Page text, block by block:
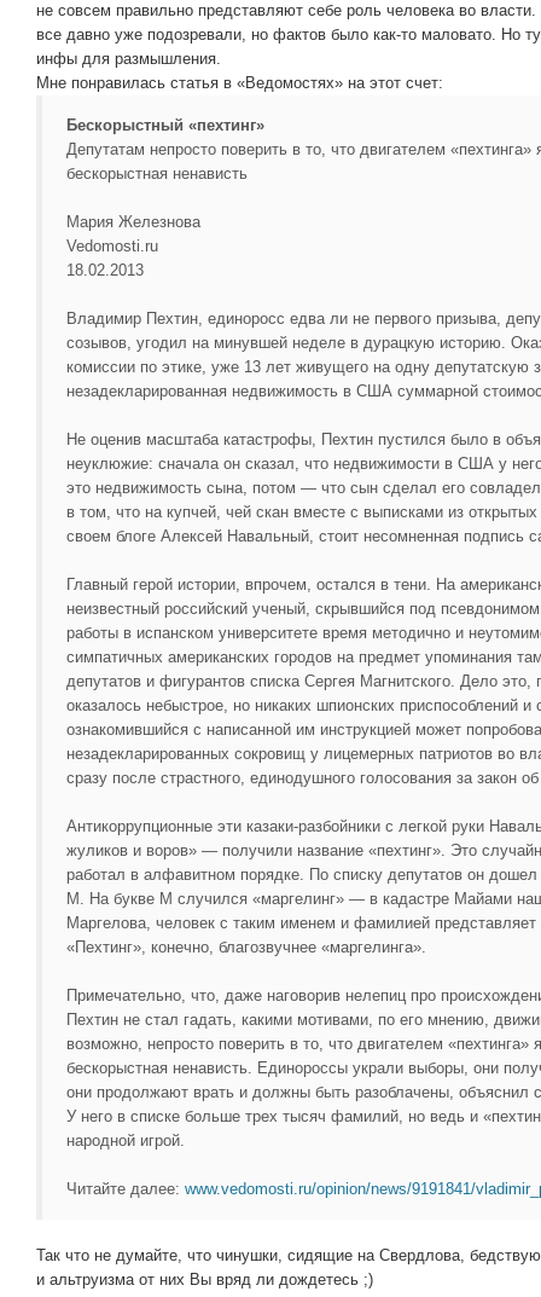
не совсем правильно представляют себе роль человека во
все давно уже подозревали, но фактов было как-то маловато. Но
инфы для размышления.
Мне понравилась статья в «Ведомостях» на этот счет:
Бескорыстный «пехтинг»
Депутатам непросто поверить в то, что двигателем «пехтинга»
бескорыстная ненависть
Мария Железнова
Vedomosti.ru
18.02.2013
Владимир Пехтин, единоросс едва ли не первого призыва,
созывов, угодил на минувшей неделе в дурацкую историю.
комиссии по этике, уже 13 лет живущего на одну депутатскую
незадекларированная недвижимость в США суммарной
Не оценив масштаба катастрофы, Пехтин пустился было в
неуклюжие: сначала он сказал, что недвижимости в США у
это недвижимость сына, потом — что сын сделал его
в том, что на купчей, чей скан вместе с выписками из
своем блоге Алексей Навальный, стоит несомненная подпись
Главный герой истории, впрочем, остался в тени. На
неизвестный российский ученый, скрывшийся под
работы в испанском университете время методично и
симпатичных американских городов на предмет упоминания
депутатов и фигурантов списка Сергея Магнитского. Дело
оказалось небыстрое, но никаких шпионских приспособлений
ознакомившийся с написанной им инструкцией может
незадекларированных сокровищ у лицемерных патриотов во
сразу после страстного, единодушного голосования за закон
Антикоррупционные эти казаки-разбойники с легкой руки
жуликов и воров» — получили название «пехтинг». Это
работал в алфавитном порядке. По списку депутатов он
М. На букве М случился «маргелинг» — в кадастре Майами
Маргелова, человек с таким именем и фамилией представляет
«Пехтинг», конечно, благозвучнее «маргелинга».
Примечательно, что, даже наговорив нелепиц про
Пехтин не стал гадать, какими мотивами, по его мнению,
возможно, непросто поверить в то, что двигателем «пехтинга»
бескорыстная ненависть. Единороссы украли выборы, они
они продолжают врать и должны быть разоблачены, объяснил
У него в списке больше трех тысяч фамилий, но ведь и
народной игрой.
Читайте далее: www.vedomosti.ru/opinion/news/9191841/
Так что не думайте, что чинушки, сидящие на Свердлова,
и альтруизма от них Вы вряд ли дождетесь ;)